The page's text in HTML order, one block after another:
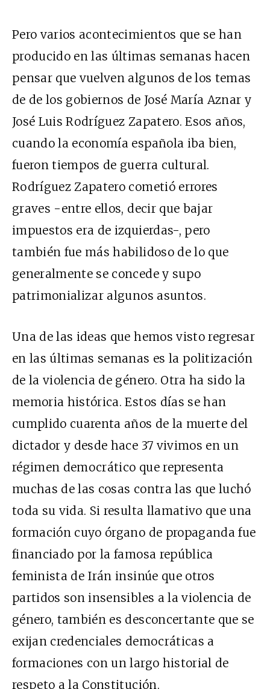
Pero varios acontecimientos que se han
producido en las últimas semanas hacen
pensar que vuelven algunos de los temas
de de los gobiernos de José María Aznar y
José Luis Rodríguez Zapatero. Esos años,
cuando la economía española iba bien,
fueron tiempos de guerra cultural.
Rodríguez Zapatero cometió errores
graves -entre ellos, decir que bajar
impuestos era de izquierdas-, pero
también fue más habilidoso de lo que
generalmente se concede y supo
patrimonializar algunos asuntos.
Una de las ideas que hemos visto regresar
en las últimas semanas es la politización
de la violencia de género. Otra ha sido la
memoria histórica. Estos días se han
cumplido cuarenta años de la muerte del
dictador y desde hace 37 vivimos en un
régimen democrático que representa
muchas de las cosas contra las que luchó
toda su vida. Si resulta llamativo que una
formación cuyo órgano de propaganda fue
financiado por la famosa república
feminista de Irán insinúe que otros
partidos son insensibles a la violencia de
género, también es desconcertante que se
exijan credenciales democráticas a
formaciones con un largo historial de
respeto a la Constitución.